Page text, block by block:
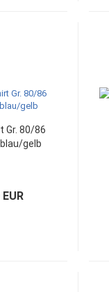
Gr. 80/86
gelb